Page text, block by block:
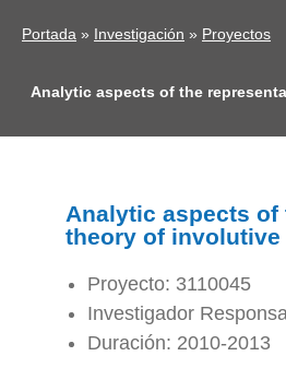
Portada » Investigación » Proyectos
Analytic aspects of the
Analytic aspects of
theory of involutive
Proyecto: 3110045
Investigador
Duración: 2010-2013